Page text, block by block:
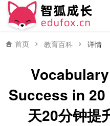
首页 教育百科 详情
Success in
天20分钟提